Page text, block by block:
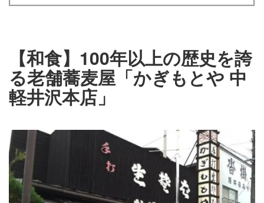
【和食】100年以上の歴史を誇
る老舗蕎麦屋「かぎもとや 中
軽井沢本店」